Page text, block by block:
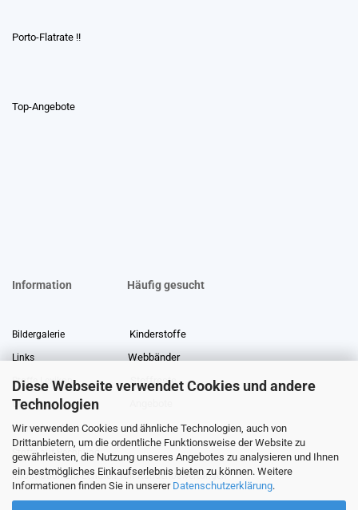
Diese Webseite verwendet Cookies und andere
Technologien
Wir verwenden Cookies und ähnliche Technologien, auch von
Drittanbietern, um die ordentliche Funktionsweise der Website zu
gewährleisten, die Nutzung unseres Angebotes zu analysieren und Ihnen
ein bestmögliches Einkaufserlebnis bieten zu können. Weitere
Informationen finden Sie in unserer Datenschutzerklärung.
Porto-Flatrate !!
Top-Angebote
Information Häufig gesucht
Bildergalerie Kinderstoffe
Links Webbänder
Stoffe Lexikon Stoffreste
Über uns
Gewerberabatt Meterware
Stoffe auf Rechnung
Information zur Echtheit von Kundenbewertungen